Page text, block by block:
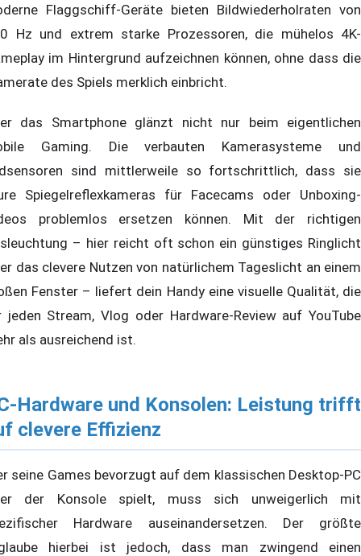
Flaggschiff-Geräte bieten Bildwiederholraten von
Hz und extrem starke Prozessoren, die mühelos 4K-
im Hintergrund aufzeichnen können, ohne dass die
des Spiels merklich einbricht.
das Smartphone glänzt nicht nur beim eigentlichen
Gaming. Die verbauten Kamerasysteme und
sind mittlerweile so fortschrittlich, dass sie
Spiegelreflexkameras für Facecams oder Unboxing-
problemlos ersetzen können. Mit der richtigen
– hier reicht oft schon ein günstiges Ringlicht
das clevere Nutzen von natürlichem Tageslicht an einem
Fenster – liefert dein Handy eine visuelle Qualität, die
jeden Stream, Vlog oder Hardware-Review auf YouTube
als ausreichend ist.
Hardware und Konsolen: Leistung trifft
clevere Effizienz
seine Games bevorzugt auf dem klassischen Desktop-PC
der Konsole spielt, muss sich unweigerlich mit
Hardware auseinandersetzen. Der größte
hierbei ist jedoch, dass man zwingend einen